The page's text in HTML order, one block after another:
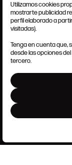
Utilizamos cookies
mostrarte publicidad
perfil elaborado a
visitadas).
Tenga en cuenta que,
desde las opciones
tercero.